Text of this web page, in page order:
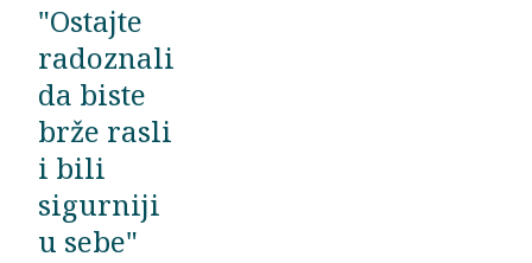
"Ostajte
radoznali
da biste
brže rasli
i bili
sigurniji
u sebe"